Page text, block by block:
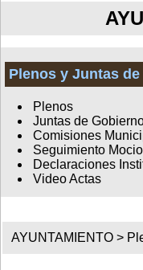
Plenos y Juntas
Plenos
Juntas de
Comisiones
Seguimiento
Declaraciones
Video Actas
AYUNTAMIENTO >